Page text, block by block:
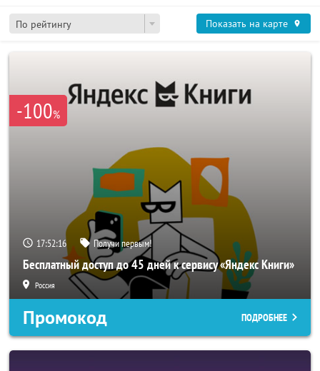
По рейтингу Показать на карте
-100%
17:52:15 Получи первым!
Бесплатный доступ до 45 дней к сервису «Яндекс Книги»
Россия
Промокод ПОДРОБНЕЕ